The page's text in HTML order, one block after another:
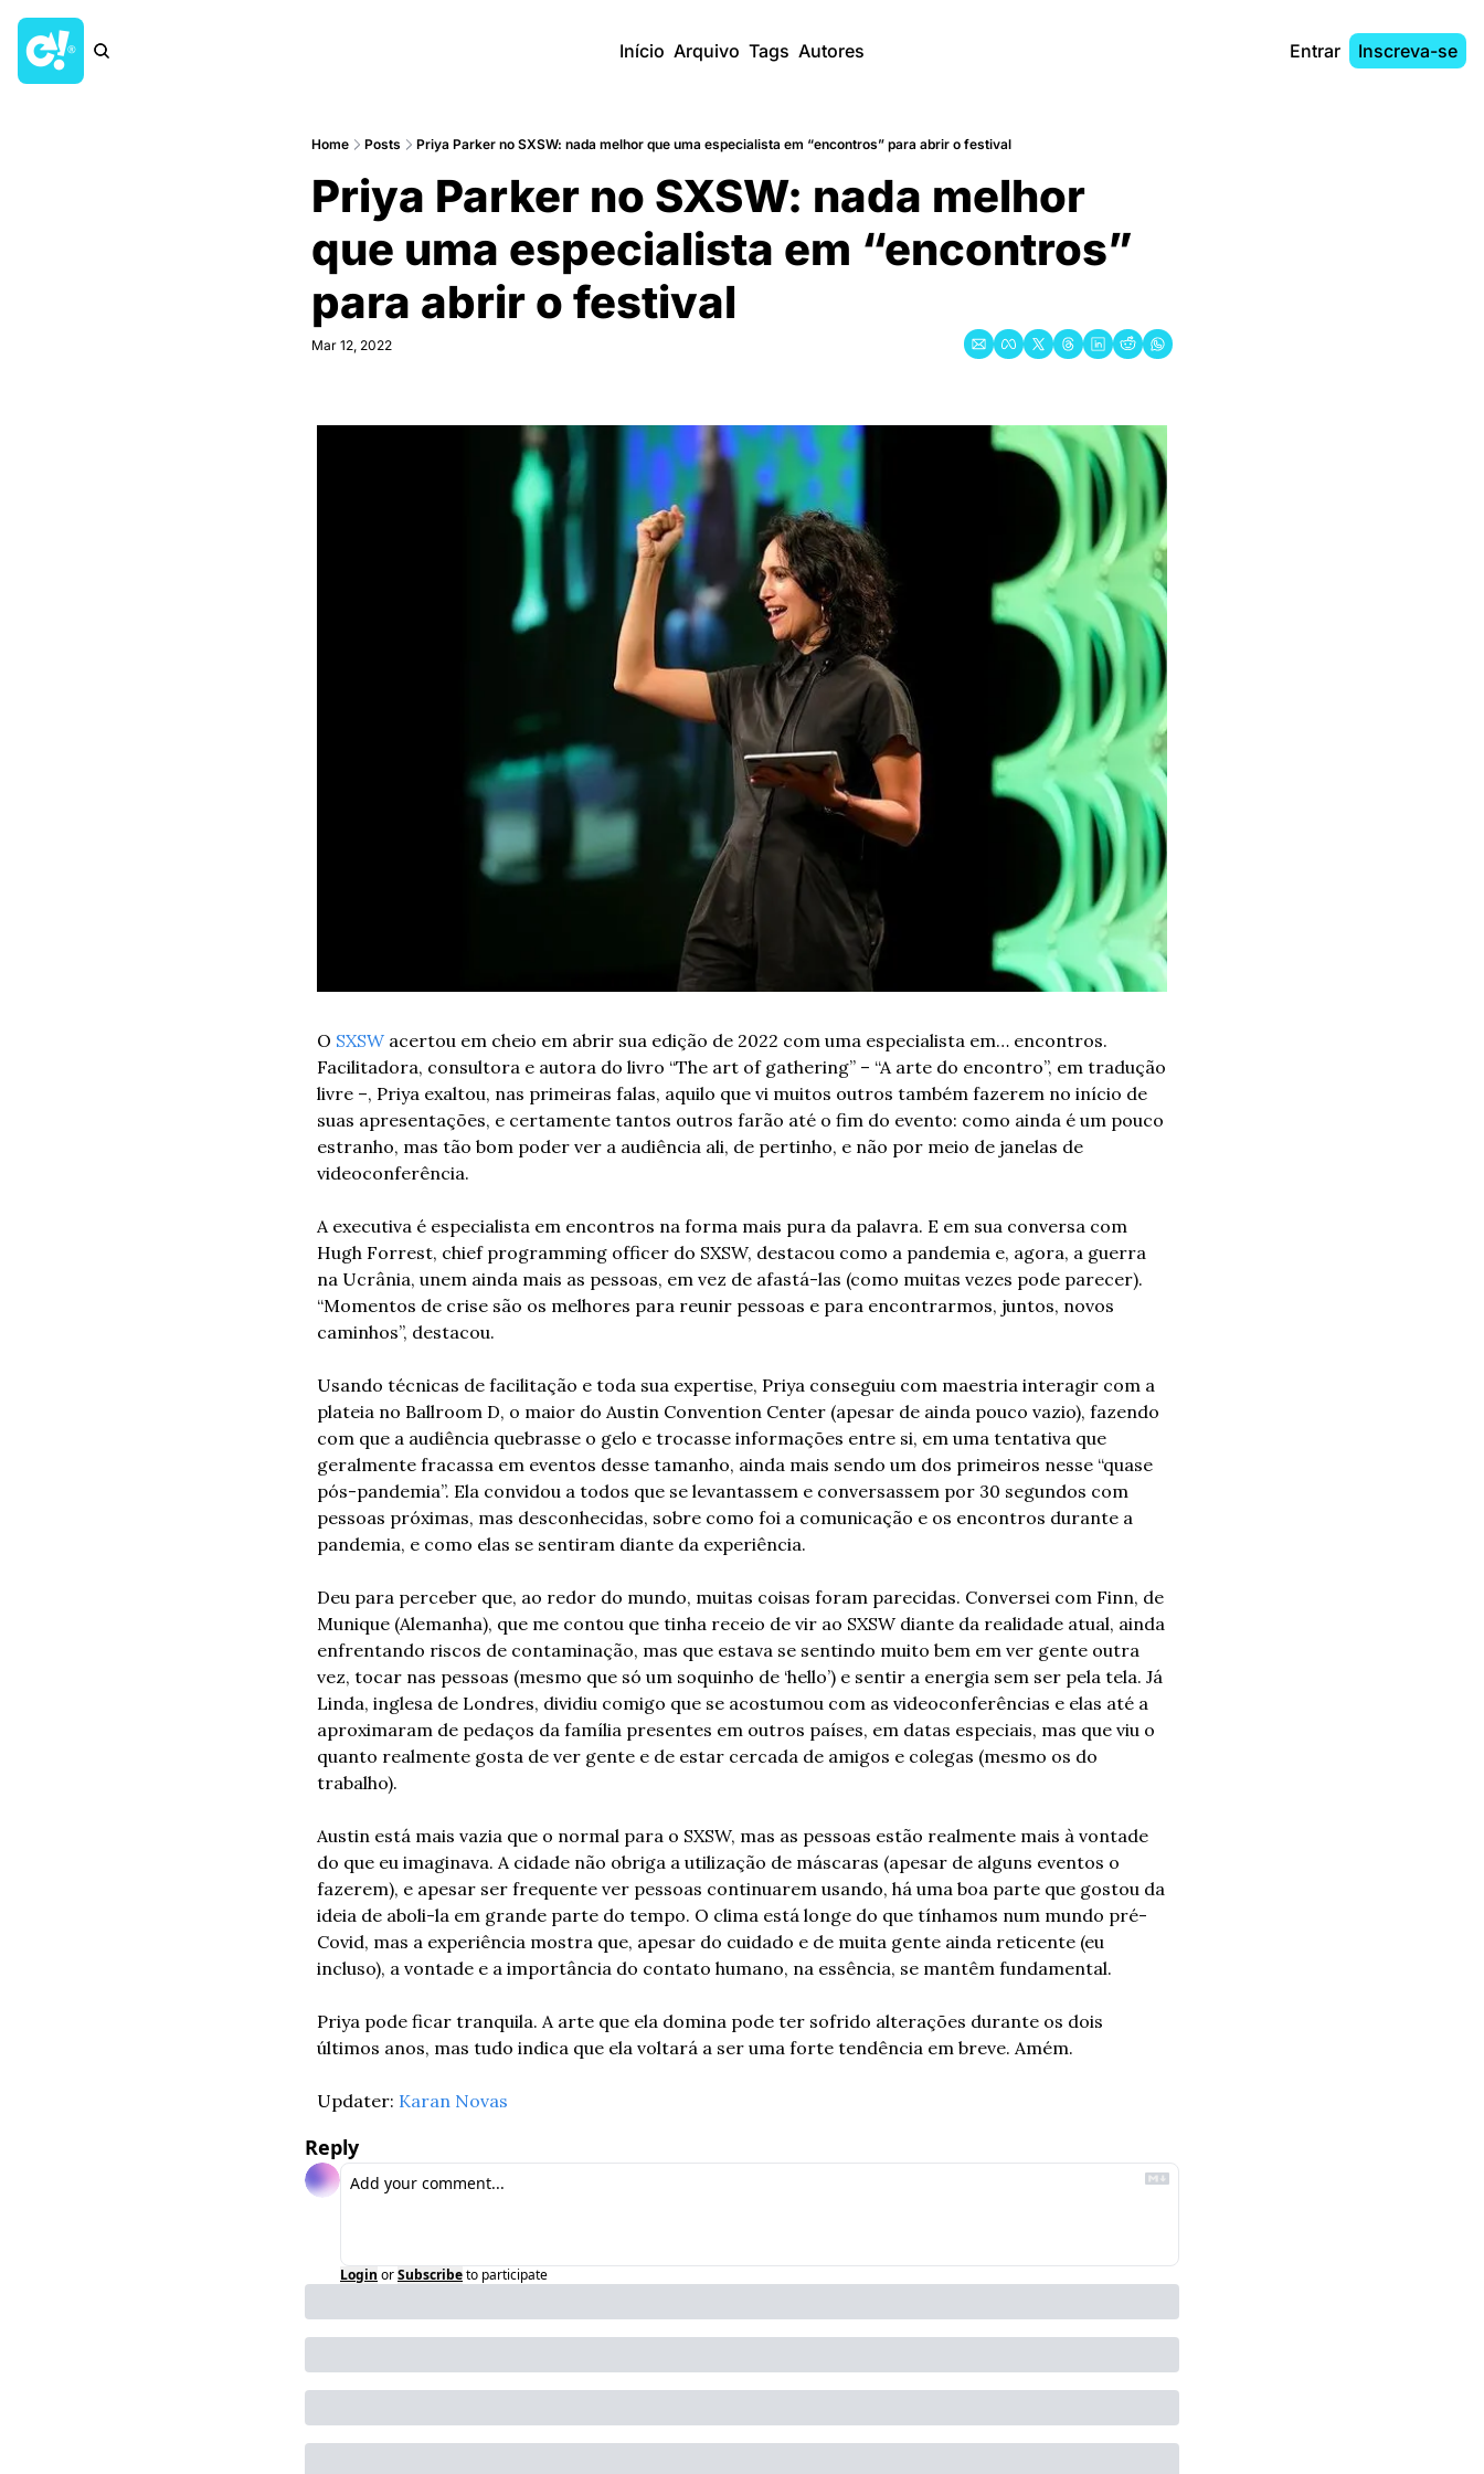
Início Arquivo Tags Autores Entrar Inscreva-se
Home Posts Priya Parker no SXSW: nada melhor que uma especialista em “encontros” para abrir o festival
Priya Parker no SXSW: nada melhor
que uma especialista em “encontros”
para abrir o festival
Mar 12, 2022
O SXSW acertou em cheio em abrir sua edição de 2022 com uma especialista em… encontros.
Facilitadora, consultora e autora do livro “The art of gathering” – “A arte do encontro”, em tradução
livre –, Priya exaltou, nas primeiras falas, aquilo que vi muitos outros também fazerem no início de
suas apresentações, e certamente tantos outros farão até o fim do evento: como ainda é um pouco
estranho, mas tão bom poder ver a audiência ali, de pertinho, e não por meio de janelas de
videoconferência.
A executiva é especialista em encontros na forma mais pura da palavra. E em sua conversa com
Hugh Forrest, chief programming officer do SXSW, destacou como a pandemia e, agora, a guerra
na Ucrânia, unem ainda mais as pessoas, em vez de afastá-las (como muitas vezes pode parecer).
“Momentos de crise são os melhores para reunir pessoas e para encontrarmos, juntos, novos
caminhos”, destacou.
Usando técnicas de facilitação e toda sua expertise, Priya conseguiu com maestria interagir com a
plateia no Ballroom D, o maior do Austin Convention Center (apesar de ainda pouco vazio), fazendo
com que a audiência quebrasse o gelo e trocasse informações entre si, em uma tentativa que
geralmente fracassa em eventos desse tamanho, ainda mais sendo um dos primeiros nesse “quase
pós-pandemia”. Ela convidou a todos que se levantassem e conversassem por 30 segundos com
pessoas próximas, mas desconhecidas, sobre como foi a comunicação e os encontros durante a
pandemia, e como elas se sentiram diante da experiência.
Deu para perceber que, ao redor do mundo, muitas coisas foram parecidas. Conversei com Finn, de
Munique (Alemanha), que me contou que tinha receio de vir ao SXSW diante da realidade atual, ainda
enfrentando riscos de contaminação, mas que estava se sentindo muito bem em ver gente outra
vez, tocar nas pessoas (mesmo que só um soquinho de ‘hello’) e sentir a energia sem ser pela tela. Já
Linda, inglesa de Londres, dividiu comigo que se acostumou com as videoconferências e elas até a
aproximaram de pedaços da família presentes em outros países, em datas especiais, mas que viu o
quanto realmente gosta de ver gente e de estar cercada de amigos e colegas (mesmo os do
trabalho).
Austin está mais vazia que o normal para o SXSW, mas as pessoas estão realmente mais à vontade
do que eu imaginava. A cidade não obriga a utilização de máscaras (apesar de alguns eventos o
fazerem), e apesar ser frequente ver pessoas continuarem usando, há uma boa parte que gostou da
ideia de aboli-la em grande parte do tempo. O clima está longe do que tínhamos num mundo pré-
Covid, mas a experiência mostra que, apesar do cuidado e de muita gente ainda reticente (eu
incluso), a vontade e a importância do contato humano, na essência, se mantêm fundamental.
Priya pode ficar tranquila. A arte que ela domina pode ter sofrido alterações durante os dois
últimos anos, mas tudo indica que ela voltará a ser uma forte tendência em breve. Amém.
Updater: Karan Novas
Reply
Login orSubscribeto participate